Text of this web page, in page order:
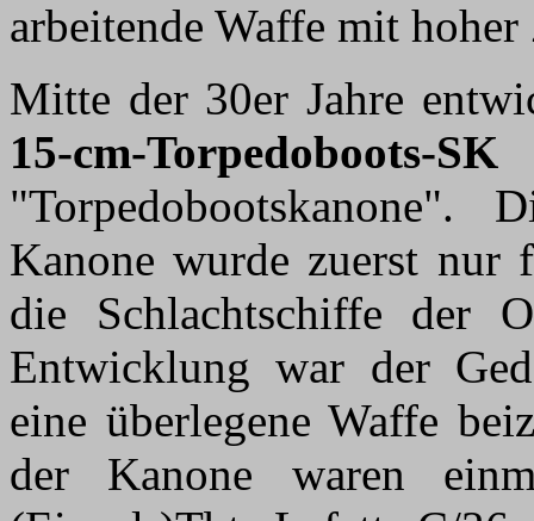
arbeitende Waffe mit
Mitte der 30er Jahre
15-cm-Torpedoboots-
"Torpedobootskanone".
Kanone wurde zuerst nur
die Schlachtschiffe der
Entwicklung war der
eine überlegene Waffe
der Kanone waren